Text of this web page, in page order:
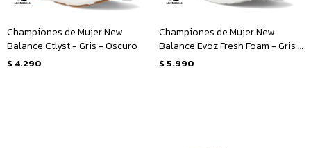
Championes de Mujer New
Balance Ctlyst - Gris - Oscuro
$ 4.290
Championes de Mujer New
Balance Evoz Fresh Foam - Gris -
Claro
$ 5.990